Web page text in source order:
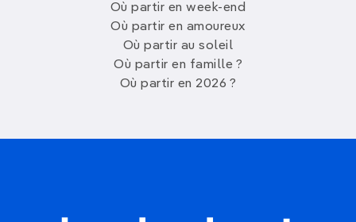
Où partir en week-end
Où partir en amoureux
Où partir au soleil
Où partir en famille ?
Où partir en 2026 ?